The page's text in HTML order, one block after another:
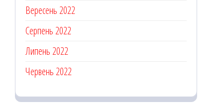
Вересень 2022
Серпень 2022
Липень 2022
Червень 2022